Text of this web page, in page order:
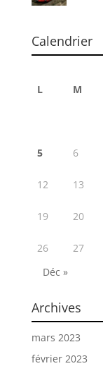
Calendrier
L M
5 6
12 13
19 20
26 27
Déc »
Archives
mars 2023
février 2023